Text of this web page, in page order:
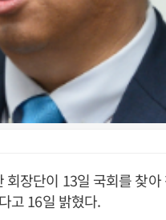
장단이 13일 국회를 찾
고 16일 밝혔다.